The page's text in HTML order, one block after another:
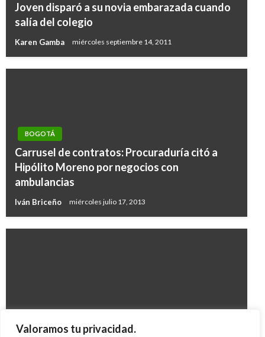
Valoramos tu privacidad.
Joven disparó a su novia embarazada cuando
salía del colegio
Karen Gamba miércoles septiembre 14, 2011
BOGOTÁ
Carrusel de contratos: Procuraduría citó a
Hipólito Moreno por negocios con
ambulancias
Iván Briceño miércoles julio 17, 2013
BOGOTÁ